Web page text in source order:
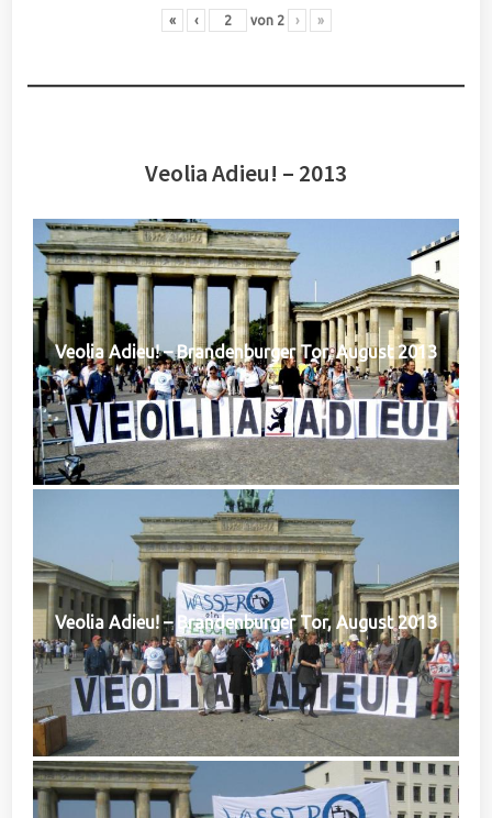
« ‹ von 2 › »
Veolia Adieu! – 2013
Veolia Adieu! – Brandenburger Tor, August 2013
Veolia Adieu! – Brandenburger Tor, August 2013